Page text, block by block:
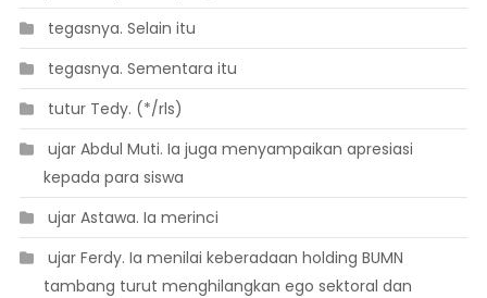
 tegasnya. Selain itu
 tegasnya. Sementara itu
 tutur Tedy. (*/rls)
 ujar Abdul Muti. Ia juga menyampaikan apresiasi
kepada para siswa
 ujar Astawa. Ia merinci
 ujar Ferdy. Ia menilai keberadaan holding BUMN
tambang turut menghilangkan ego sektoral dan